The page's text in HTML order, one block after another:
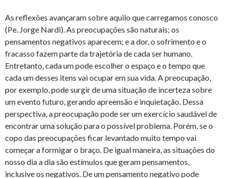
As reflexões avançaram sobre aquilo que carregamos conosco
(Pe. Jorge Nardi). As preocupações são naturais; os
pensamentos negativos aparecem; e a dor, o sofrimento e o
fracasso fazem parte da trajetória de cada ser humano.
Entretanto, cada um pode escolher o espaço e o tempo que
cada um desses itens vai ocupar em sua vida. A preocupação,
por exemplo, pode surgir de uma situação de incerteza sobre
um evento futuro, gerando apreensão e inquietação. Dessa
perspectiva, a preocupação pode ser um exercício saudável de
encontrar uma solução para o possível problema. Porém, se o
copo das preocupações ficar levantado muito tempo vai
começar a formigar o braço. De igual maneira, as situações do
nosso dia a dia são estímulos que geram pensamentos,
inclusive os negativos. De um pensamento negativo pode